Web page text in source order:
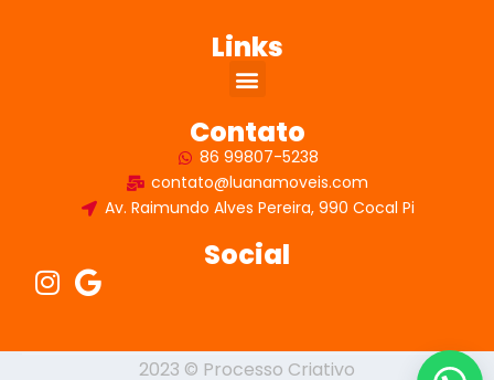
Links
Contato
86 99807-5238
contato@luanamoveis.com
Av. Raimundo Alves Pereira, 990 Cocal Pi
Social
2023 © Processo Criativo